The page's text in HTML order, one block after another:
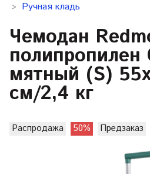
Ручная кладь
Чемодан
полипропилен
мятный (S)
см/2,4 кг
Распродажа 50% Предзаказ